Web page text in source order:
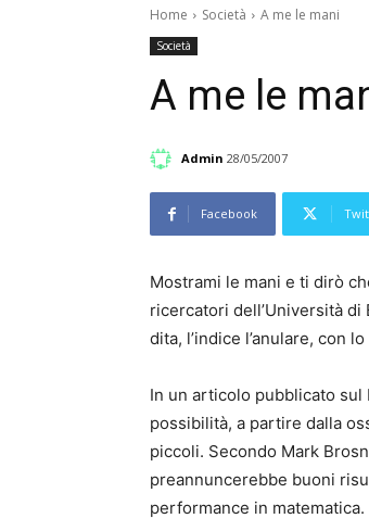
Home Società A me le mani
Società
A me le
Admin 28/05/2007
Facebook
Mostrami le mani e ti dirò
ricercatori dell’Università
dita, l’indice l’anulare, con
In un articolo pubblicato
possibilità, a partire dalla
piccoli. Secondo Mark
preannuncerebbe buoni
performance in matematica.